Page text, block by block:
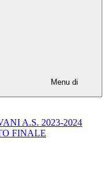
Menu di
A.S. 2023-2024
FINALE